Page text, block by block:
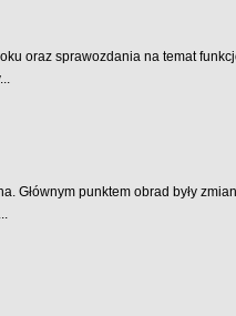
oraz sprawozdania na temat
Głównym punktem obrad były